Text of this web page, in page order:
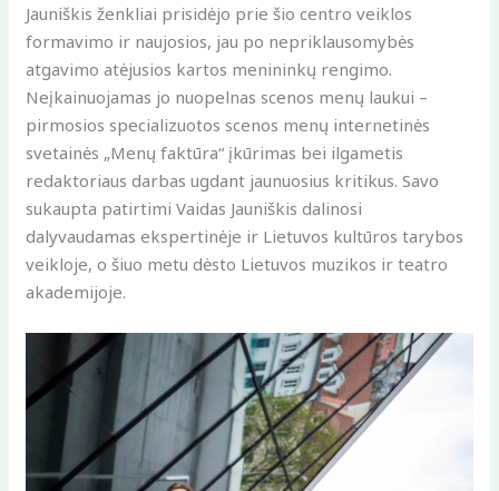
Jauniškis ženkliai prisidėjo prie šio centro veiklos
formavimo ir naujosios, jau po nepriklausomybės
atgavimo atėjusios kartos menininkų rengimo.
Neįkainuojamas jo nuopelnas scenos menų laukui –
pirmosios specializuotos scenos menų internetinės
svetainės „Menų faktūra“ įkūrimas bei ilgametis
redaktoriaus darbas ugdant jaunuosius kritikus. Savo
sukaupta patirtimi Vaidas Jauniškis dalinosi
dalyvaudamas ekspertinėje ir Lietuvos kultūros tarybos
veikloje, o šiuo metu dėsto Lietuvos muzikos ir teatro
akademijoje.